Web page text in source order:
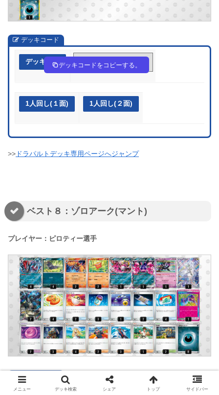
デッキコード
デッキ作成 a88c4c-7bYdJY-8Gx8xc
デッキコードをコピーする。
1人回し(１面) 1人回し(２面)
>> ドラパルトデッキ専用ページへジャンプ
ベスト８：ゾロアーク(マント)
プレイヤー：ピロティー選手
デッキコード
メニュー デッキ検索 シェア トップ サイドバー